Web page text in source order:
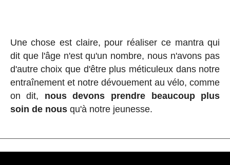
Une chose est claire, pour réaliser ce mantra qui
dit que l'âge n'est qu'un nombre, nous n'avons pas
d'autre choix que d'être plus méticuleux dans notre
entraînement et notre dévouement au vélo, comme
on dit, nous devons prendre beaucoup plus
soin de nousqu'à notre jeunesse.